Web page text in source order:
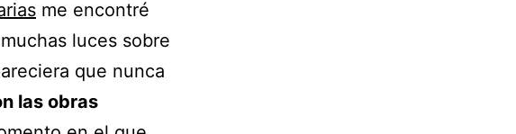
me encontré
luces sobre
que nunca
las obras